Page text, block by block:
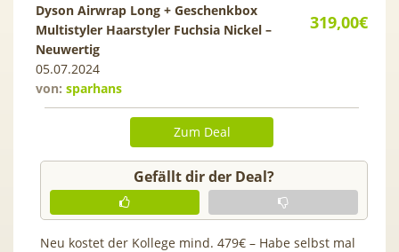
319,00€
Dyson Airwrap Long + Geschenkbox
Multistyler Haarstyler Fuchsia Nickel –
Neuwertig
05.07.2024
von: sparhans
Zum Deal
Gefällt dir der Deal?
Neu kostet der Kollege mind. 479€ – Habe selbst mal